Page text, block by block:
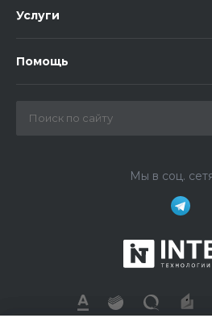
Услуги
Помощь
Мы в соц.